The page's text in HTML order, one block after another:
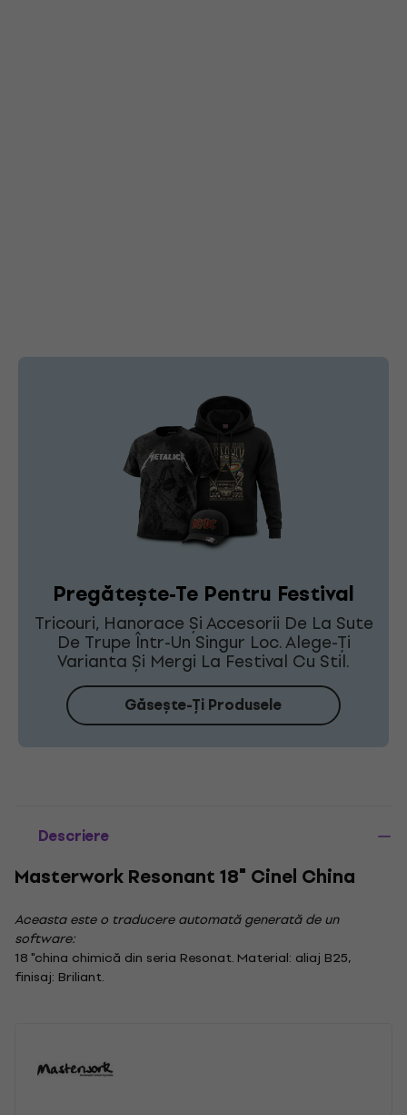
Pregătește-Te Pentru Festival
Tricouri, Hanorace Și Accesorii De La Sute
De Trupe Într-Un Singur Loc. Alege-Ți
Varianta Și Mergi La Festival Cu Stil.
Găsește-Ți Produsele
Descriere
Masterwork Resonant 18" Cinel China
Aceasta este o traducere automată generată de un
software:
18 "china chimică din seria Resonat. Material: aliaj B25,
finisaj: Briliant.